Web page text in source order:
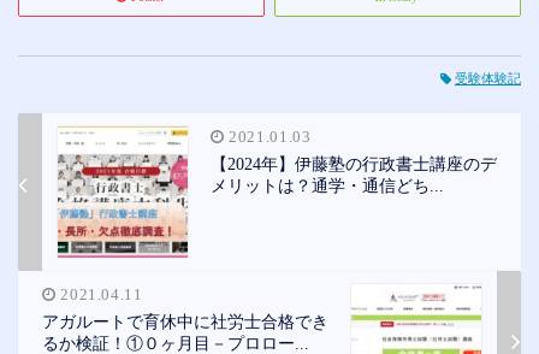
受験体験記
2021.01.03
【2024年】伊藤塾の行政書士講座のデ
メリットは？通学・通信どち...
2021.04.11
アガルートで育休中に社労士合格でき
るか検証！①０ヶ月目－プロロー...